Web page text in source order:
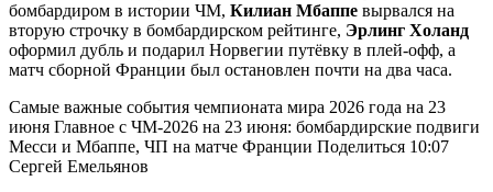
бомбардиром в истории ЧМ, Килиан Мбаппе вырвался на
вторую строчку в бомбардирском рейтинге, Эрлинг Холанд
оформил дубль и подарил Норвегии путёвку в плей-офф, а
матч сборной Франции был остановлен почти на два часа.
Самые важные события чемпионата мира 2026 года на 23
июня Главное с ЧМ-2026 на 23 июня: бомбардирские подвиги
Месси и Мбаппе, ЧП на матче Франции Поделиться 10:07
Сергей Емельянов